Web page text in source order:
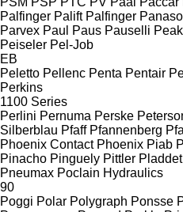
Palfinger Palift Palfinger
Parvex Paul Paus Pauselli Peak
Peiseler Pel-Job
EB
Peletto Pellenc Penta Pentair
Perkins
1100 Series
Perlini Pernuma Perske
Silberblau Pfaff Pfannenberg
Phoenix Contact Phoenix Piab
Pinacho Pinguely Pittler Pladdet
Pneumax Poclain Hydraulics
90
Poggi Polar Polygraph Ponsse